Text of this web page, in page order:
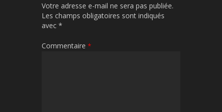
Votre adresse e-mail ne sera pas publiée.
Les champs obligatoires sont indiqués
avec *
Commentaire *